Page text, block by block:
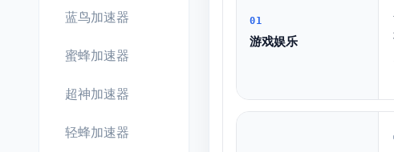
蓝鸟加速器
蜜蜂加速器
超神加速器
轻蜂加速器
01
游戏娱乐